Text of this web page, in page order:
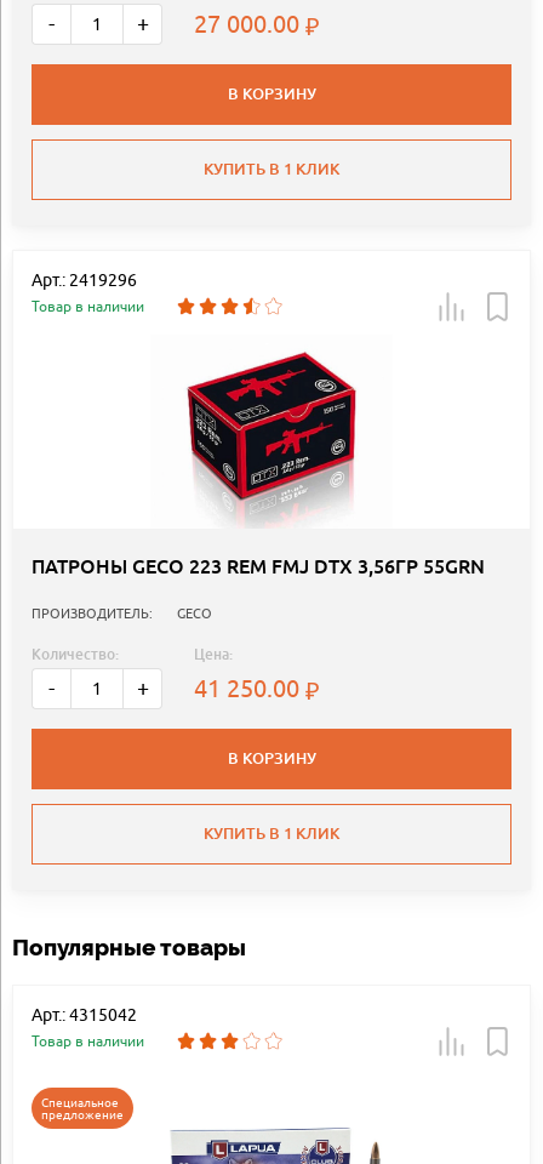
- + 27 000.00
В КОРЗИНУ
КУПИТЬ В 1 КЛИК
Арт.: 2419296
Товар в наличии
ПАТРОНЫ GECO 223 REM FMJ DTX 3,56ГР 55GRN
ПРОИЗВОДИТЕЛЬ: GECO
Количество:
- +
Цена:
41 250.00
В КОРЗИНУ
КУПИТЬ В 1 КЛИК
Популярные товары
Арт.: 4315042
Товар в наличии
Специальное
предложение